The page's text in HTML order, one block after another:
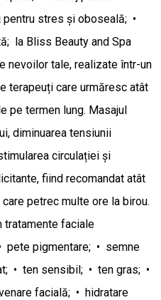
stres și oboseală; •
la Bliss Beauty and Spa
nevoilor tale, realizate într-un
terapeuți care urmăresc atât
pe termen lung. Masajul
diminuarea tensiunii
circulației și
fiind recomandat atât
petrec multe ore la birou.
tratamente faciale
pete pigmentare; • semne
• ten sensibil; • ten gras; •
facială; • hidratare